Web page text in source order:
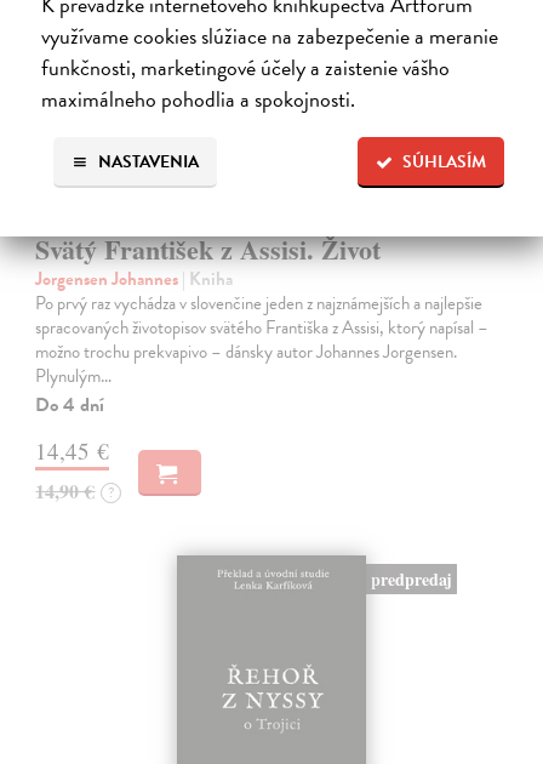
využívame cookies slúžiace na zabezpečenie a meranie
funkčnosti, marketingové účely a zaistenie vášho
maximálneho pohodlia a spokojnosti.
SÚHLASÍM
NASTAVENIA
Svätý František z Assisi. Život
Jorgensen Johannes| Kniha
Po prvý raz vychádza v slovenčine jeden z najznámejších a najlepšie
spracovaných životopisov svätého Františka z Assisi, ktorý napísal –
možno trochu prekvapivo – dánsky autor Johannes Jorgensen.
Plynulým…
Do 4 dní
14,45 €
14,90 € ?
predpredaj